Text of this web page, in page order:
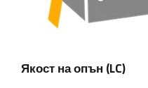
Якост на опън (LC)